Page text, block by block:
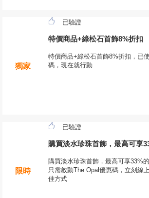
獨家
已驗證
特價商品+綠松石首飾8%折扣
特價商品+綠松石首飾8%折扣，已
碼，現在就行動
限時
已驗證
購買淡水珍珠首飾，最高可享
購買淡水珍珠首飾，最高可享33%
只需啟動The Opal優惠碼，立刻線
佳方式